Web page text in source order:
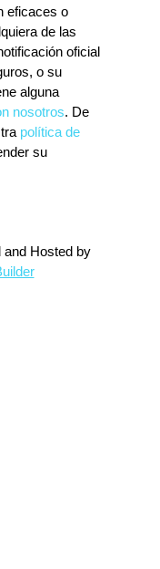
eficaces o
de las
oficial
o su
alguna
nosotros. De
política de
su
and Hosted by